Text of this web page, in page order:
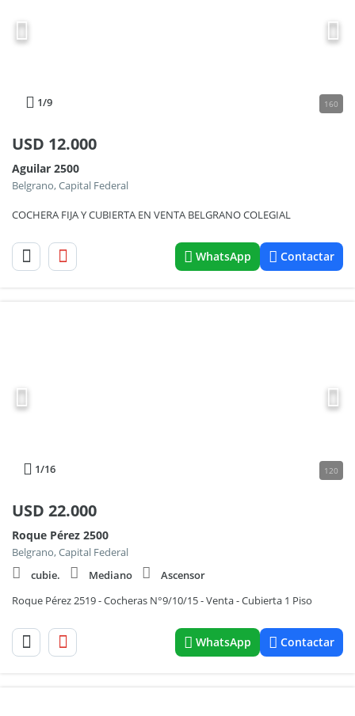
1/9 160
USD 12.000
Aguilar 2500
Belgrano, Capital Federal
COCHERA FIJA Y CUBIERTA EN VENTA BELGRANO COLEGIAL
WhatsApp Contactar
1/16 120
USD 22.000
Roque Pérez 2500
Belgrano, Capital Federal
cubie.
Mediano
Ascensor
Roque Pérez 2519 - Cocheras N°9/10/15 - Venta - Cubierta 1 Piso
WhatsApp Contactar